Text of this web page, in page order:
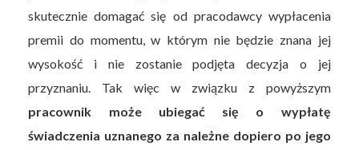
skutecznie domagać się od pracodawcy wypłacenia
premii do momentu, w którym nie będzie znana jej
wysokość i nie zostanie podjęta decyzja o jej
przyznaniu. Tak więc w związku z powyższym
pracownik może ubiegać się o wypłatę
świadczenia uznanego za należne dopiero po jego